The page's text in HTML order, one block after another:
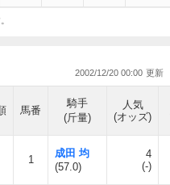
2002/12/20 00:00
馬番
騎手
(斤量)
人気
(オッズ)
1
成田 均
(57.0)
4
(-)